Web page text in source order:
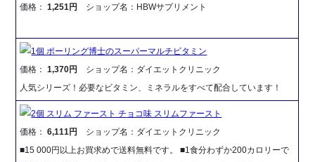
価格：1,251円 ショップ名：HBWサプリメント
1個 ポーリング博士のスーパーマルチビタミン
価格：1,370円
ショップ名：ダイエットクリニック
人気シリーズ！必要なビタミン、ミネラルをすべて配合しています！
2個 スリム ファースト チョコ味 スリムファースト
価格：6,111円
ショップ名：ダイエットクリニック
■15 000円以上お買求めで送料無料です。 ■1食分わずか200カロリーで